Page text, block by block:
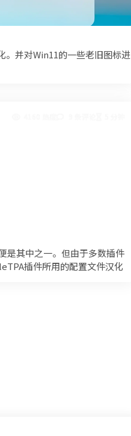
并对Win11的一些老旧图标进
是其中之一。但由于多数插件
插件所用的配置文件汉化